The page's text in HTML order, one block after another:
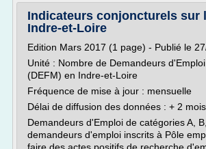
Indicateurs conjoncturels sur
Indre-et-Loire
Edition Mars 2017 (1 page) - Publié le
Unité : Nombre de Demandeurs
(DEFM) en Indre-et-Loire
Fréquence de mise à jour : mensuelle
Délai de diffusion des données : + 2 mois
Demandeurs d'Emploi de catégories A,
demandeurs d'emploi inscrits à Pôle